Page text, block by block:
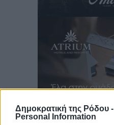
Δημοκρατική της Ρόδου -
Personal Information